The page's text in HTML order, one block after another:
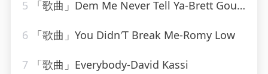
5 「歌曲」Dem Me Never Tell Ya-Brett Gould
6 「歌曲」You Didn′T Break Me-Romy Low
7 「歌曲」Everybody-David Kassi